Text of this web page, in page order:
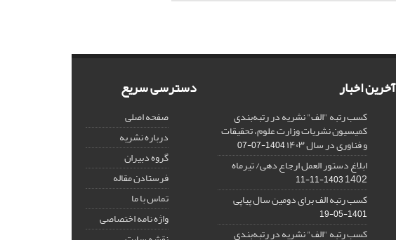
دسترسی سریع
صفحه اصلی
درباره نشریه
گروه دبیران
فرستادن مقاله
تماس با ما
واژه نامه اختصاصی
آخرین اخبار
کسب رتبه "الف" نشریه در رتبه‌بندی
کمیسیون نشریات وزارت علوم، تحقیقات
و فناوری در سال ۱۴۰۳ 1404-07-07
ابلاغ دستور العمل ارجاع دهی/ تیرماه
1402
1403-11-11
کسب رتبه الف برای دومین سال پیاپی
1401-05-19
کسب رتبه "الف" نشریه در رتبه‌بندی